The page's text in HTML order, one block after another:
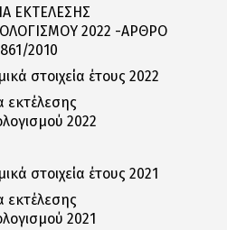
ΕΚΤΕΛΕΣΗΣ
2022 -ΑΡΘΡΟ
2010
στοιχεία έτους 2022
εκτέλεσης
2022
στοιχεία έτους 2021
εκτέλεσης
2021